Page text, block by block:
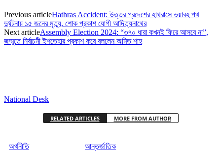
Previous articleHathras Accident: উত্তর প্রদেশের হাথরাসে ভয়াবহ পথ
দুর্ঘটনায় ১৫ জনের মৃত্যু, শোক প্রকাশ যোগী আদিত্যনাথের
Next articleAssembly Election 2024: “৩৭০ ধারা কখনই ফিরে আসবে না”,
জম্মুতে নির্বাচনী ইশতেহার প্রকাশ করে বললেন অমিত শাহ
National Desk
RELATED ARTICLES MORE FROM AUTHOR
অর্থনীতি আন্তর্জাতিক